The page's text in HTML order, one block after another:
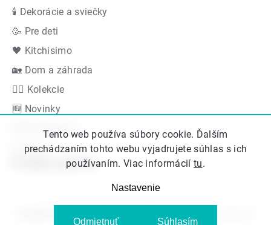
Tento web používa súbory cookie. Ďalším
prechádzaním tohto webu vyjadrujete súhlas s ich
používaním. Viac informácií tu.
Nastavenie
Odmietnuť Súhlasím
🕯 Dekorácie a sviečky
🥳 Pre deti
🖤 Kitchisimo
🏡 Dom a záhrada
👍🏻 Kolekcie
🆕 Novinky
Akčná ponuka
Značky
Podporujeme